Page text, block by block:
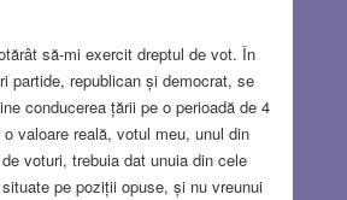
să-mi exercit dreptul de vot. În
partide, republican și democrat, se
conducerea țării pe o perioadă de 4
valoare reală, votul meu, unul din
voturi, trebuia dat unuia din cele
pe poziții opuse, și nu vreunui